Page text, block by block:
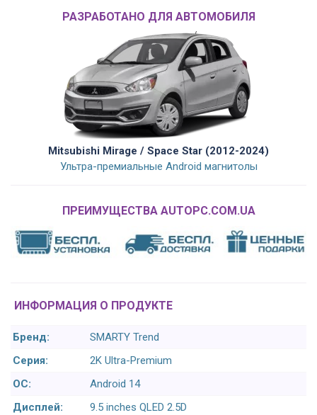
РАЗРАБОТАНО ДЛЯ АВТОМОБИЛЯ
Mitsubishi Mirage / Space Star (2012-2024)
Ультра-премиальные Android магнитолы
ПРЕИМУЩЕСТВА AUTOPC.COM.UA
ИНФОРМАЦИЯ О ПРОДУКТЕ
Бренд:
SMARTY Trend
Серия:
2K Ultra-Premium
ОС:
Android 14
Дисплей:
9.5 inches QLED 2.5D